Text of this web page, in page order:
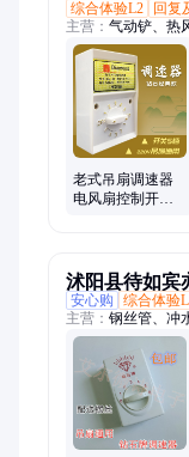
综合体验L2
回复
主营： 气动铲、热
磁阀、齿轮包、
封圈、气动胶、
尘枪、磨光机、
老式吊扇调速器
电风扇控制开关
沭阳县待如宾
安心购
综合体验
主营： 钢丝管、冲
顶灯、密封带、波
压器、物料盒、
压表、耐油管、